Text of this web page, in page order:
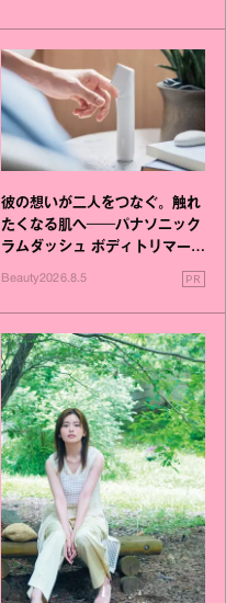
彼の想いが二人をつなぐ。触れ
たくなる肌へ──パナソニック
ラムダッシュ ボディトリマーが
Beauty2026.8.5 PR